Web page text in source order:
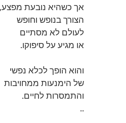
אך כשהיא נובעת
הצורך בנופש וחופש
לעולם לא מסתיים
או מגיע על סיפוקו.
והוא הופך לכלא נפשי
של הימנעות ממחויבות
והתמסרות לחיים.
..